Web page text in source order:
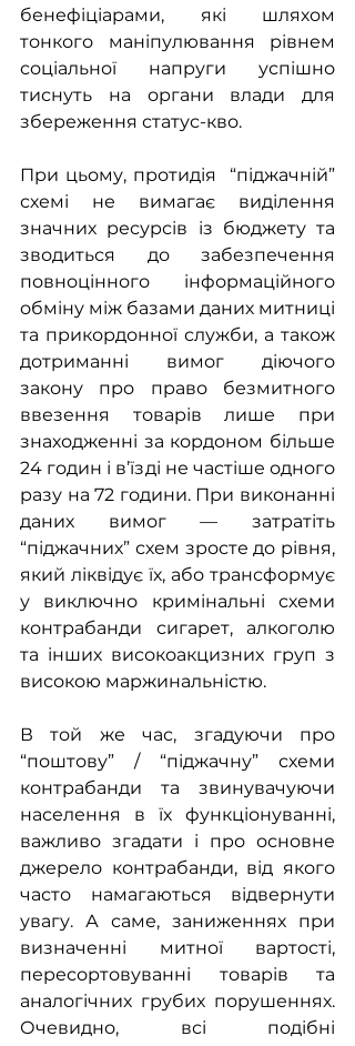
бенефіціарами, які шляхом
тонкого маніпулювання рівнем
соціальної напруги успішно
тиснуть на органи влади для
збереження статус-кво.
При цьому, протидія  “піджачній”
схемі не вимагає виділення
значних ресурсів із бюджету та
зводиться до забезпечення
повноцінного інформаційного
обміну між базами даних митниці
та прикордонної служби, а також
дотриманні вимог діючого
закону про право безмитного
ввезення товарів лише при
знаходженні за кордоном більше
24 годин і в’їзді не частіше одного
разу на 72 години. При виконанні
даних вимог — затратіть
“піджачних” схем зросте до рівня,
який ліквідує їх, або трансформує
у виключно кримінальні схеми
контрабанди сигарет, алкоголю
та інших високоакцизних груп з
високою маржинальністю.
В той же час, згадуючи про
“поштову” / “піджачну” схеми
контрабанди та звинувачуючи
населення в їх функціонуванні,
важливо згадати і про основне
джерело контрабанди, від якого
часто намагаються відвернути
увагу. А саме, заниженнях при
визначенні митної вартості,
пересортовуванні товарів та
аналогічних грубих порушеннях.
Очевидно, всі подібні